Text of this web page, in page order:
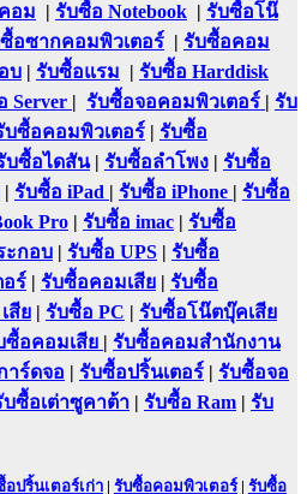
อม | รับซื้อ Notebook | รับซื้อโน๊
อซากคอมพิวเตอร์ | รับซื้อคอม
บ | รับซื้อแรม | รับซื้อ Harddisk
Server | รับซื้อจอคอมพิวเตอร์ | รับ
บซื้อคอมพิวเตอร์ | รับซื้อ
บซื้อไดสัน| รับซื้อลำโพง | รับซื้อ
| รับซื้อ iPad | รับซื้อ iPhone | รับซื้อ
Pro | รับซื้อ imac | รับซื้อ
ะกอบ | รับซื้อ UPS | รับซื้อ
ร์ | รับซื้อคอมเสีย | รับซื้อ
สีย | รับซื้อ PC | รับซื้อโน๊ตบุ๊คเสีย
ซื้อคอมเสีย | รับซื้อคอมสำนักงาน
าร์ดจอ | รับซื้อปริ้นเตอร์ | รับซื้อจอ
บซื้อเต่าซูคาต้า | รับซื้อ Ram | รับ
อปริ้นเตอร์เก่า | รับซื้อคอมพิวเตอร์| รับซื้อ